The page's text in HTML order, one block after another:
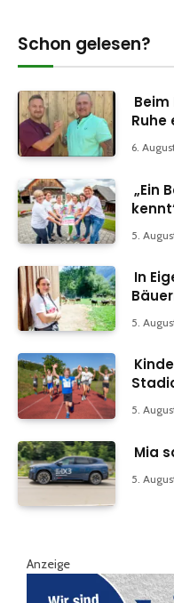
Schon gelesen?
Ruhe
6.
„Ein
5.
In
5.
5.
Mia
5.
Anzeige